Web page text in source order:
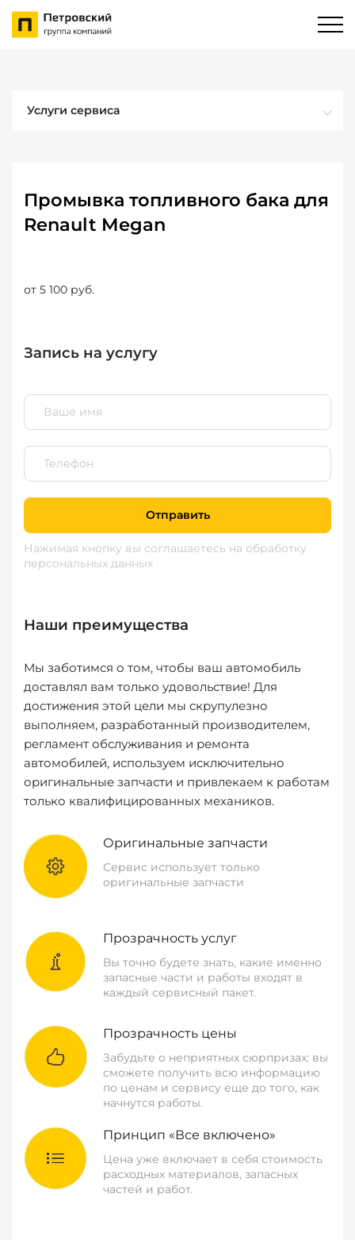
Услуги сервиса
Промывка топливного бака для
Renault Megan
от 5 100 руб.
Запись на услугу
Отправить
Нажимая кнопку вы соглашаетесь на обработку
персональных данных
Наши преимущества
Мы заботимся о том, чтобы ваш автомобиль
доставлял вам только удовольствие! Для
достижения этой цели мы скрупулезно
выполняем, разработанный производителем,
регламент обслуживания и ремонта
автомобилей, используем исключительно
оригинальные запчасти и привлекаем к работам
только квалифицированных механиков.
Оригинальные запчасти
Сервис использует только
оригинальные запчасти
Прозрачность услуг
Вы точно будете знать, какие именно
запасные части и работы входят в
каждый сервисный пакет.
Прозрачность цены
Забудьте о неприятных сюрпризах: вы
сможете получить всю информацию
по ценам и сервису еще до того, как
начнутся работы.
Принцип «Все включено»
Цена уже включает в себя стоимость
расходных материалов, запасных
частей и работ.